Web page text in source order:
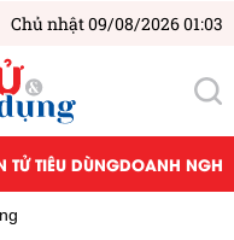
Chủ nhật 09/08/2026 01:03
TỬ TIÊU DÙNGDOANH